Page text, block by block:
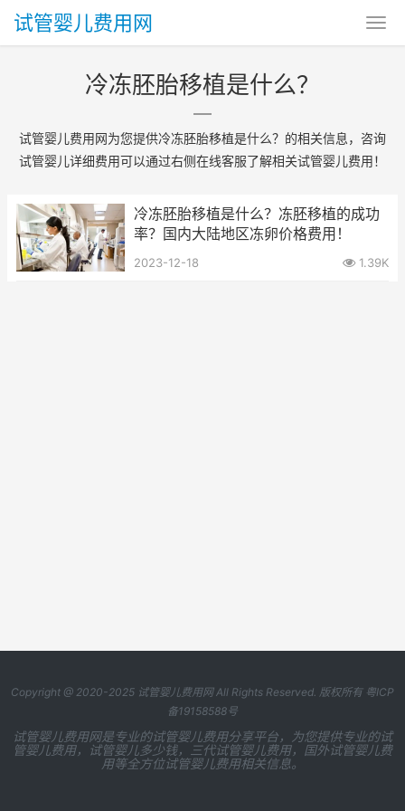
试管婴儿费用网
冷冻胚胎移植是什么？
试管婴儿费用网为您提供冷冻胚胎移植是什么？的相关信息，咨询
试管婴儿详细费用可以通过右侧在线客服了解相关试管婴儿费用！
冷冻胚胎移植是什么？冻胚移植的成功
率？国内大陆地区冻卵价格费用！
2023-12-18 1.39K
Copyright @ 2020-2025 试管婴儿费用网All Rights Reserved. 版权所有 粤ICP
备19158588号
试管婴儿费用网是专业的试管婴儿费用分享平台，为您提供专业的试
管婴儿费用，试管婴儿多少钱，三代试管婴儿费用，国外试管婴儿费
用等全方位试管婴儿费用相关信息。